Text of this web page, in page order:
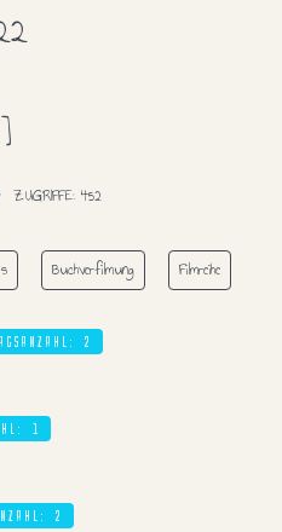
ZUGRIFFE: 452
Buchverfilmung Filmreihe
2
1
2